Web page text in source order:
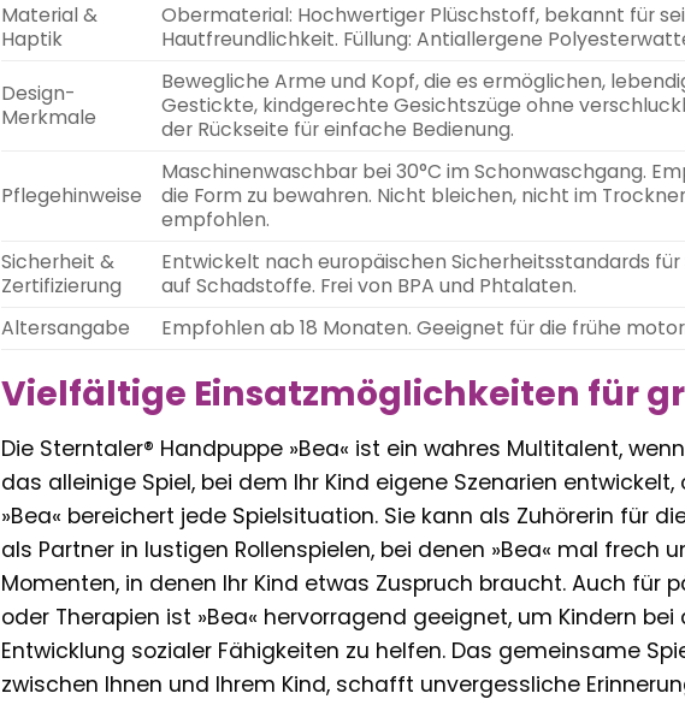
Material &
Haptik
Obermaterial: Hochwertiger Plüschstoff, bekannt für
Hautfreundlichkeit. Füllung: Antiallergene
Design-
Merkmale
Bewegliche Arme und Kopf, die es ermöglichen,
Gestickte, kindgerechte Gesichtszüge ohne
der Rückseite für einfache Bedienung.
Pflegehinweise
Maschinenwaschbar bei 30°C im Schonwaschgang.
die Form zu bewahren. Nicht bleichen, nicht im
empfohlen.
Sicherheit &
Zertifizierung
Entwickelt nach europäischen Sicherheitsstandards für
auf Schadstoffe. Frei von BPA und Phtalaten.
Altersangabe
Empfohlen ab 18 Monaten. Geeignet für die frühe
Vielfältige Einsatzmöglichkeiten für
Die Sterntaler® Handpuppe »Bea« ist ein wahres Multitalent,
das alleinige Spiel, bei dem Ihr Kind eigene Szenarien
»Bea« bereichert jede Spielsituation. Sie kann als Zuhörerin für
als Partner in lustigen Rollenspielen, bei denen »Bea« mal frech
Momenten, in denen Ihr Kind etwas Zuspruch braucht. Auch für
oder Therapien ist »Bea« hervorragend geeignet, um Kindern
Entwicklung sozialer Fähigkeiten zu helfen. Das gemeinsame
zwischen Ihnen und Ihrem Kind, schafft unvergessliche